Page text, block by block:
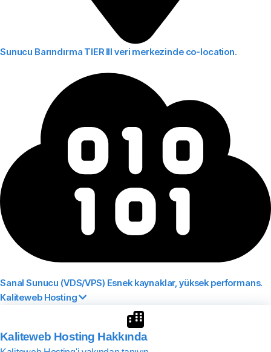
Sunucu Barındırma TIER III veri merkezinde co-location.
Sanal Sunucu (VDS/VPS) Esnek kaynaklar, yüksek performans.
Kaliteweb Hosting
Kaliteweb Hosting Hakkında